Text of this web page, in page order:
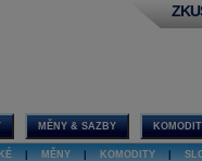
MĚNY & SAZBY
MĚNY KOMODITY